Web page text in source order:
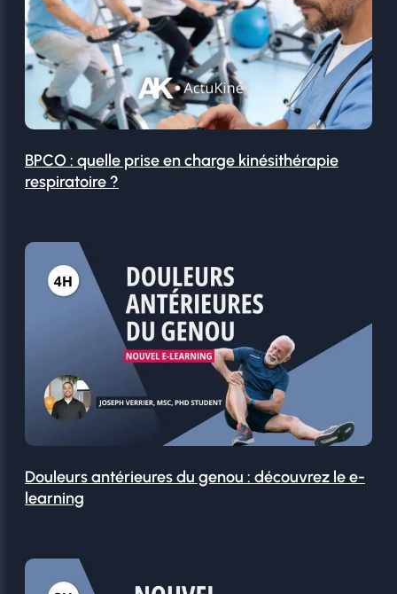
BPCO : quelle prise en charge kinésithérapie
respiratoire ?
Douleurs antérieures du genou : découvrez le e-
learning